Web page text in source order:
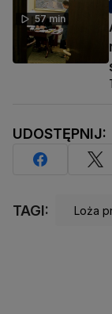
57 min
UDOSTĘPNIJ:
TAGI: Loża